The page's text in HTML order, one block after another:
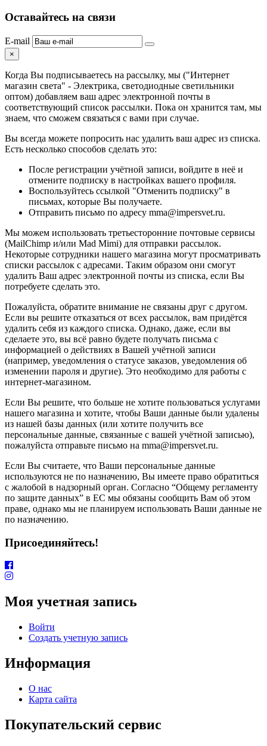
Оставайтесь на связи
E-mail
×
Когда Вы подписываетесь на рассылку, мы ("Интернет
магазин света" - Электрика, светодиодные светильники
оптом) добавляем ваш адрес электронной почты в
соответствующий список рассылки. Пока он хранится там, мы
знаем, что сможем связаться с вами при случае.
Вы всегда можете попросить нас удалить ваш адрес из списка.
Есть несколько способов сделать это:
После регистрации учётной записи, войдите в неё и
отмените подписку в настройках вашего профиля.
Воспользуйтесь ссылкой "Отменить подписку" в
письмах, которые Вы получаете.
Отправить письмо по адресу mma@impersvet.ru.
Мы можем использовать третьесторонние почтовые сервисы
(MailChimp и/или Mad Mimi) для отправки рассылок.
Некоторые сотрудники нашего магазина могут просматривать
списки рассылок с адресами. Таким образом они смогут
удалить Ваш адрес электронной почты из списка, если Вы
потребуете сделать это.
Пожалуйста, обратите внимание не связаны друг с другом.
Если вы решите отказаться от всех рассылок, вам придётся
удалить себя из каждого списка. Однако, даже, если вы
сделаете это, вы всё равно будете получать письма с
информацией о действиях в Вашей учётной записи
(например, уведомления о статусе заказов, уведомления об
изменении пароля и другие). Это необходимо для работы с
интернет-магазином.
Если Вы решите, что больше не хотите пользоваться услугами
нашего магазина и хотите, чтобы Ваши данные были удалены
из нашей базы данных (или хотите получить все
персональные данные, связанные с вашей учётной записью),
пожалуйста отправьте письмо на mma@impersvet.ru.
Если Вы считаете, что Ваши персональные данные
используются не по назначению, Вы имеете право обратиться
с жалобой в надзорный орган. Согласно “Общему регламенту
по защите данных” в ЕС мы обязаны сообщить Вам об этом
праве, однако мы не планируем использовать Ваши данные не
по назначению.
Присоединяйтесь!
Моя учетная запись
Войти
Создать учетную запись
Информация
О нас
Карта сайта
Покупательский сервис